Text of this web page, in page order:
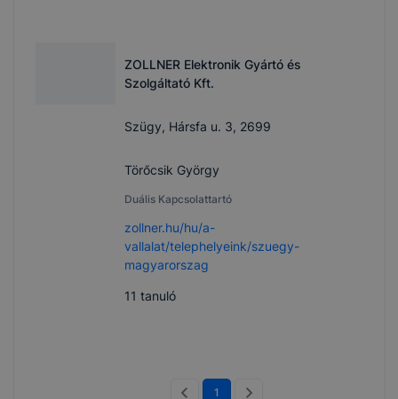
ZOLLNER Elektronik Gyártó és
Szolgáltató Kft.
Szügy, Hársfa u. 3, 2699
Törőcsik György
Duális Kapcsolattartó
zollner.hu/hu/a-
vallalat/telephelyeink/szuegy-
magyarorszag
11 tanuló
1